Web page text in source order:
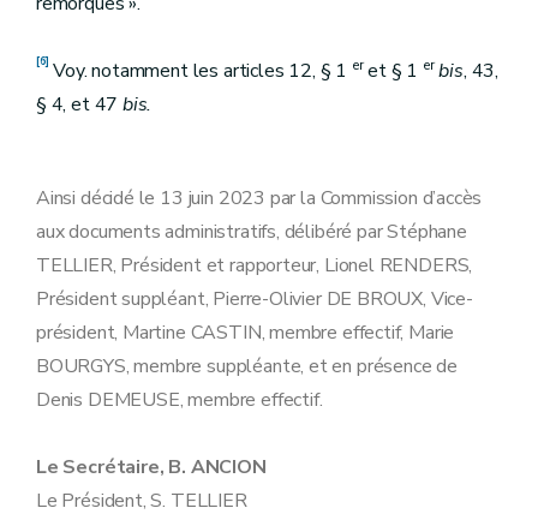
[6] Voy. notamment les articles 12, § 1 eret § 1 er bis, 43,
§ 4, et 47bis.
Ainsi décidé le 13 juin 2023 par la Commission d’accès
aux documents administratifs, délibéré par Stéphane
TELLIER, Président et rapporteur, Lionel RENDERS,
Président suppléant, Pierre-Olivier DE BROUX, Vice-
président, Martine CASTIN, membre effectif, Marie
BOURGYS, membre suppléante, et en présence de
Denis DEMEUSE, membre effectif.
Le Secrétaire, B. ANCION
Le Président, S. TELLIER